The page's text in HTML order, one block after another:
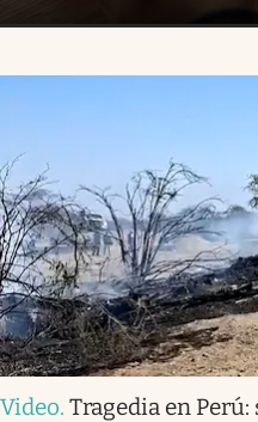
Video. Tragedia en